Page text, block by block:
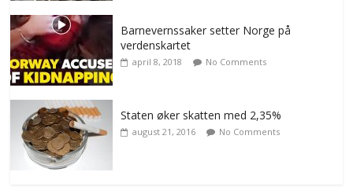
Barnevernssaker setter Norge på
verdenskartet
april 8, 2018 No Comments
Staten øker skatten med 2,35%
august 21, 2016 No Comments